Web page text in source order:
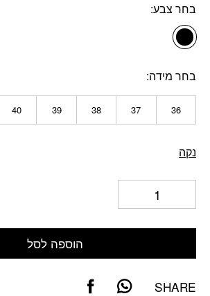
בחר צבע
בחר מידה
36
37
38
39
40
נקה
הוספה לסל
SHARE